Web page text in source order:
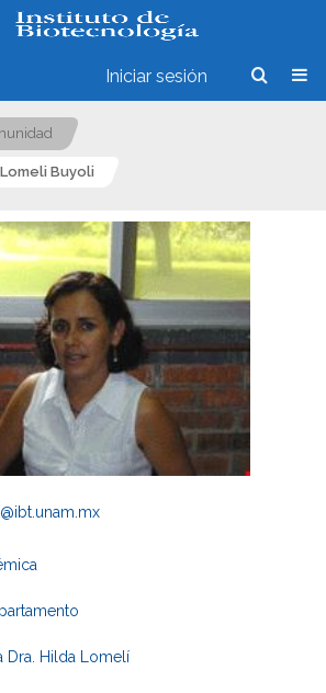
Iniciar sesión
Buyoli
Dra. Hilda Lomelí